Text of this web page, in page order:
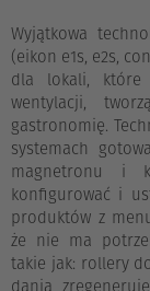
Wyjątkowa
(eikon e1s, e2s,
dla lokali, które
wentylacji,
gastronomię.
systemach
magnetronu i
konfigurować i
produktów z
że nie ma
takie jak: rollery